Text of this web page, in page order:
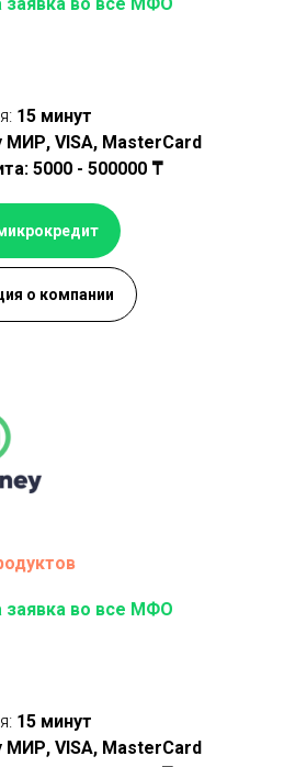
15 минут
МИР, VISA, MasterCard
5000 - 500000 ₸
о компании
во все МФО
15 минут
МИР, VISA, MasterCard